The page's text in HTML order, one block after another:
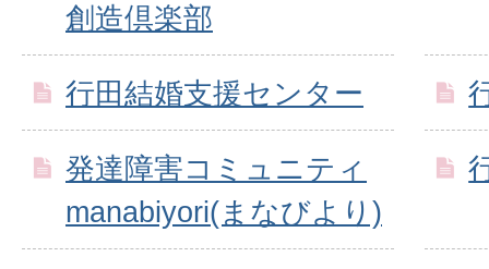
創造倶楽部
行田結婚支援センター
発達障害コミュニティ
manabiyori(まなびより)